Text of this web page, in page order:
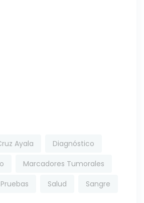
Ayala
Diagnóstico
Marcadores Tumorales
Pruebas Salud Sangre